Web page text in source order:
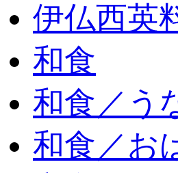
伊仏西英
和食
和食／う
和食／お